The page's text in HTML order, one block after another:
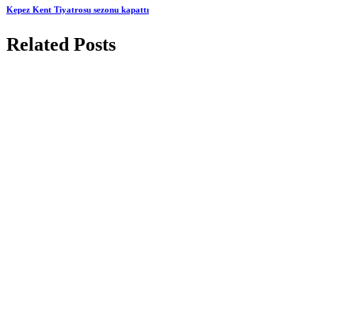
Kepez Kent Tiyatrosu sezonu kapattı
Related Posts